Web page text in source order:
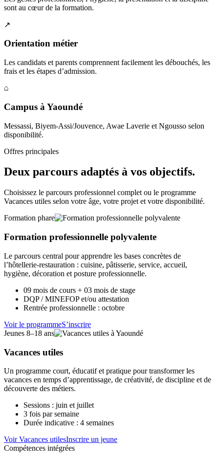
sont au cœur de la formation.
↗
Orientation métier
Les candidats et parents comprennent facilement les débouchés, les
frais et les étapes d’admission.
⌂
Campus à Yaoundé
Messassi, Biyem-Assi/Jouvence, Awae Laverie et Ngousso selon
disponibilité.
Offres principales
Deux parcours adaptés à vos objectifs.
Choisissez le parcours professionnel complet ou le programme
Vacances utiles selon votre âge, votre projet et votre disponibilité.
Formation phare
Formation professionnelle polyvalente
Le parcours central pour apprendre les bases concrètes de
l’hôtellerie-restauration : cuisine, pâtisserie, service, accueil,
hygiène, décoration et posture professionnelle.
09 mois de cours + 03 mois de stage
DQP / MINEFOP et/ou attestation
Rentrée professionnelle : octobre
Voir le programmeS’inscrire
Jeunes 8–18 ans
Vacances utiles
Un programme court, éducatif et pratique pour transformer les
vacances en temps d’apprentissage, de créativité, de discipline et de
découverte des métiers.
Sessions : juin et juillet
3 fois par semaine
Durée indicative : 4 semaines
Voir Vacances utilesInscrire un jeune
Compétences intégrées